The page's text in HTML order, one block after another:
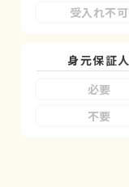
受入れ不可
身元保証人
必要
不要